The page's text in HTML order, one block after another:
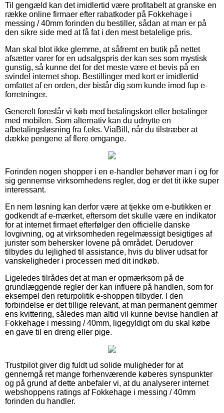
Til gengæld kan det imidlertid være profitabelt at granske en
række online firmaer efter rabatkoder på Fokkehage i
messing / 40mm forinden du bestiller, sådan at man er på
den sikre side med at få fat i den mest betalelige pris.
Man skal blot ikke glemme, at såfremt en butik på nettet
afsætter varer for en udsalgspris der kan ses som mystisk
gunstig, så kunne det for det meste være et bevis på en
svindel internet shop. Bestillinger med kort er imidlertid
omfattet af en orden, der bistår dig som kunde imod fup e-
forretninger.
Generelt foreslår vi køb med betalingskort eller betalinger
med mobilen. Som alternativ kan du udnytte en
afbetalingsløsning fra f.eks. ViaBill, når du tilstræber at
dække pengene af flere omgange.
Forinden nogen shopper i en e-handler behøver man i og for
sig gennemse virksomhedens regler, dog er det tit ikke super
interessant.
En nem løsning kan derfor være at tjekke om e-butikken er
godkendt af e-mærket, eftersom det skulle være en indikator
for at internet firmaet efterfølger den officielle danske
lovgivning, og at virksomheden regelmæssigt besigtiges af
jurister som behersker lovene på området. Derudover
tilbydes du lejlighed til assistance, hvis du bliver udsat for
vanskeligheder i processen med dit indkøb.
Ligeledes tilrådes det at man er opmærksom på de
grundlæggende regler der kan influere på handlen, som for
eksempel den returpolitik e-shoppen tilbyder. I den
forbindelse er det tillige relevant, at man permanent gemmer
ens kvittering, således man altid vil kunne bevise handlen af
Fokkehage i messing / 40mm, ligegyldigt om du skal købe
en gave til en dreng eller pige.
Trustpilot giver dig fuldt ud solide muligheder for at
gennemgå ret mange forhenværende køberes synspunkter
og på grund af dette anbefaler vi, at du analyserer internet
webshoppens ratings af Fokkehage i messing / 40mm
forinden du handler.